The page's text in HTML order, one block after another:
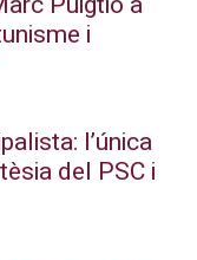
i
l’única
del PSC i